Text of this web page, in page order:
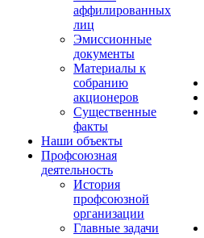
аффилированных
лиц
Эмиссионные
документы
Материалы к
собранию
акционеров
Существенные
факты
Наши объекты
Профсоюзная
деятельность
История
профсоюзной
организации
Главные задачи